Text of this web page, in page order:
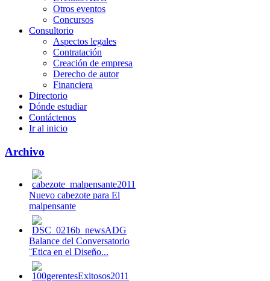
Otros eventos
Concursos
Consultorio
Aspectos legales
Contratación
Creación de empresa
Derecho de autor
Financiera
Directorio
Dónde estudiar
Contáctenos
Ir al inicio
Archivo
Nuevo cabezote para El
malpensante
Balance del Conversatorio
¨Etica en el Diseño...